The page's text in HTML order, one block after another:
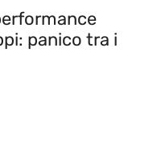
panico tra i